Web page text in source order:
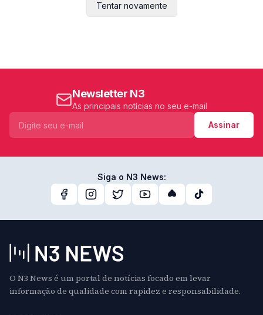
Tentar novamente
Newsletter N3
As principais notícias no seu e-mail
Assinar
Siga o N3 News:
O N3 News é um portal de notícias focado em levar
informação de qualidade com rapidez e responsabilidade.